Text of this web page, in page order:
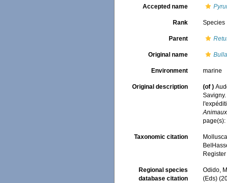
Accepted name
Rank Species
Parent
Original name
Environment marine
Original description (of )
Taxonomic citation
Regional species
database citation
Odido,
(Eds)